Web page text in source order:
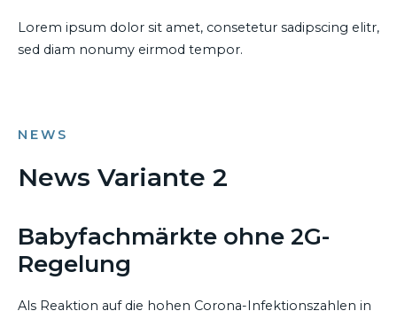
Lorem ipsum dolor sit amet, consetetur sadipscing elitr,
sed diam nonumy eirmod tempor.
NEWS
News Variante 2
Babyfachmärkte ohne 2G-
Regelung
Als Reaktion auf die hohen Corona-Infektionszahlen in